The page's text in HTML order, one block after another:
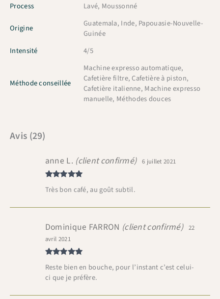
Process
Lavé, Moussonné
Origine
Guatemala, Inde, Papouasie-Nouvelle-
Guinée
Intensité
4/5
Méthode conseillée
Machine expresso automatique,
Cafetière filtre, Cafetière à piston,
Cafetière italienne, Machine expresso
manuelle, Méthodes douces
Avis (29)
5
anne L. (client confirmé) 6 juillet 2021
Très bon café, au goût subtil.
5
Dominique FARRON (client confirmé)
22
avril 2021
Reste bien en bouche, pour l’instant c’est celui-
ci que je préfère.